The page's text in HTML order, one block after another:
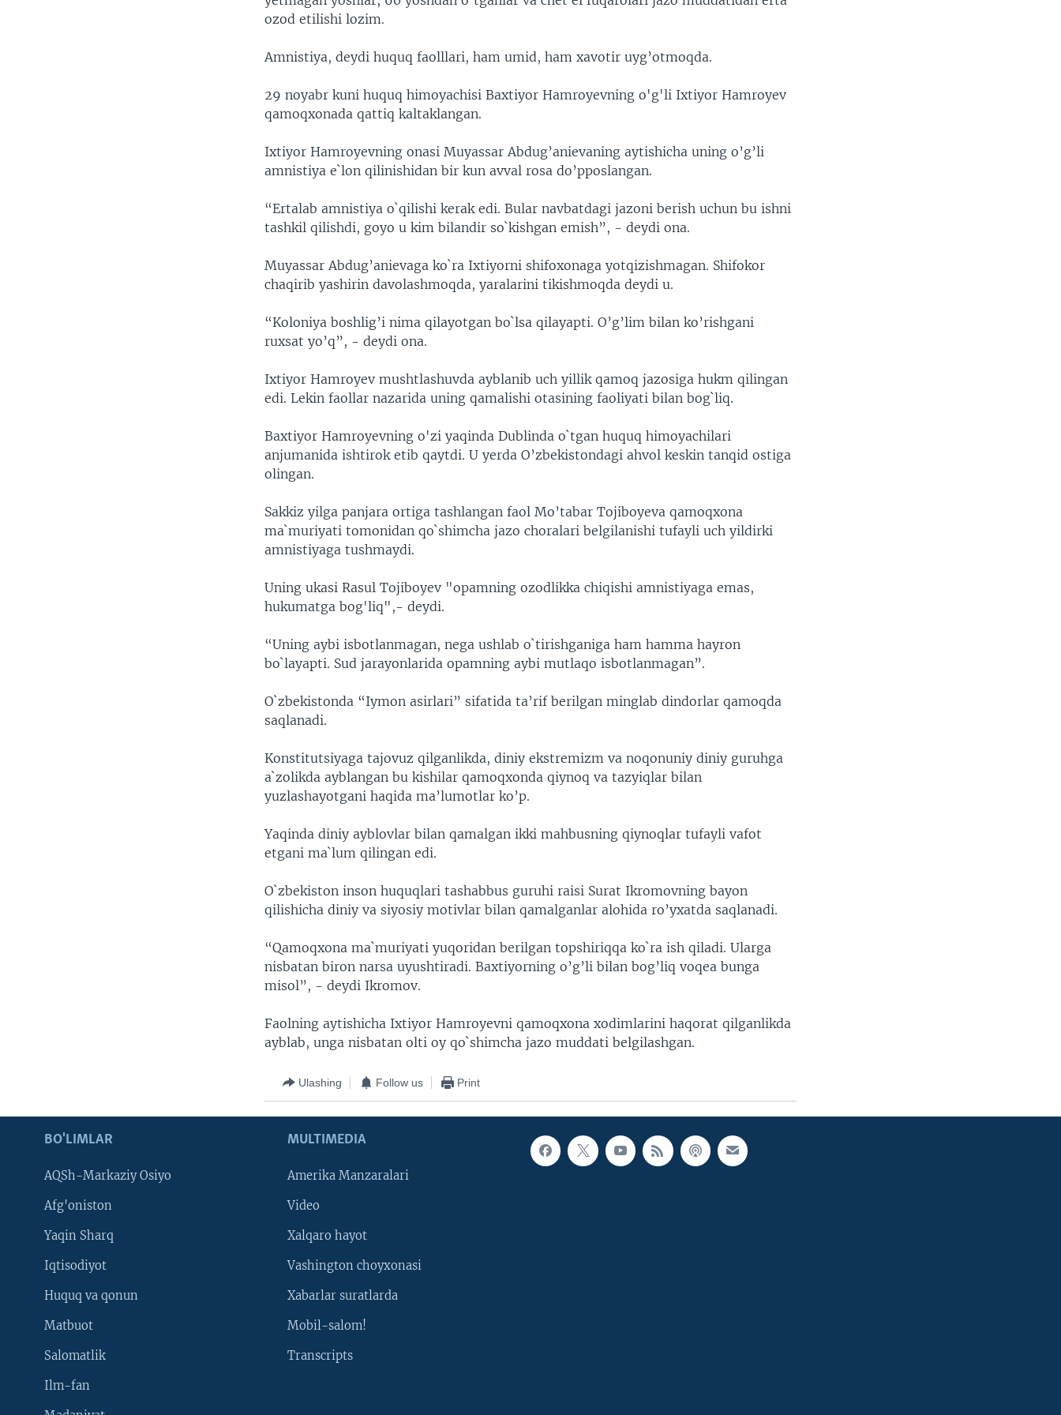
ozod etilishi lozim.
Amnistiya, deydi huquq faolllari, ham umid, ham xavotir uyg’otmoqda.
29 noyabr kuni huquq himoyachisi Baxtiyor Hamroyevning o'g'li Ixtiyor Hamroyev
qamoqxonada qattiq kaltaklangan.
Ixtiyor Hamroyevning onasi Muyassar Abdug’anievaning aytishicha uning o’g’li
amnistiya e`lon qilinishidan bir kun avval rosa do’pposlangan.
“Ertalab amnistiya o`qilishi kerak edi. Bular navbatdagi jazoni berish uchun bu ishni
tashkil qilishdi, goyo u kim bilandir so`kishgan emish”, - deydi ona.
Muyassar Abdug’anievaga ko`ra Ixtiyorni shifoxonaga yotqizishmagan. Shifokor
chaqirib yashirin davolashmoqda, yaralarini tikishmoqda deydi u.
“Koloniya boshlig’i nima qilayotgan bo`lsa qilayapti. O’g’lim bilan ko’rishgani
ruxsat yo’q”, - deydi ona.
Ixtiyor Hamroyev mushtlashuvda ayblanib uch yillik qamoq jazosiga hukm qilingan
edi. Lekin faollar nazarida uning qamalishi otasining faoliyati bilan bog`liq.
Baxtiyor Hamroyevning o'zi yaqinda Dublinda o`tgan huquq himoyachilari
anjumanida ishtirok etib qaytdi. U yerda O’zbekistondagi ahvol keskin tanqid ostiga
olingan.
Sakkiz yilga panjara ortiga tashlangan faol Mo’tabar Tojiboyeva qamoqxona
ma`muriyati tomonidan qo`shimcha jazo choralari belgilanishi tufayli uch yildirki
amnistiyaga tushmaydi.
Uning ukasi Rasul Tojiboyev "opamning ozodlikka chiqishi amnistiyaga emas,
hukumatga bog'liq",- deydi.
“Uning aybi isbotlanmagan, nega ushlab o`tirishganiga ham hamma hayron
bo`layapti. Sud jarayonlarida opamning aybi mutlaqo isbotlanmagan”.
O`zbekistonda “Iymon asirlari” sifatida ta’rif berilgan minglab dindorlar qamoqda
saqlanadi.
Konstitutsiyaga tajovuz qilganlikda, diniy ekstremizm va noqonuniy diniy guruhga
a`zolikda ayblangan bu kishilar qamoqxonda qiynoq va tazyiqlar bilan
yuzlashayotgani haqida ma’lumotlar ko’p.
Yaqinda diniy ayblovlar bilan qamalgan ikki mahbusning qiynoqlar tufayli vafot
etgani ma`lum qilingan edi.
O`zbekiston inson huquqlari tashabbus guruhi raisi Surat Ikromovning bayon
qilishicha diniy va siyosiy motivlar bilan qamalganlar alohida ro’yxatda saqlanadi.
“Qamoqxona ma`muriyati yuqoridan berilgan topshiriqqa ko`ra ish qiladi. Ularga
nisbatan biron narsa uyushtiradi. Baxtiyorning o’g’li bilan bog’liq voqea bunga
misol”, - deydi Ikromov.
Faolning aytishicha Ixtiyor Hamroyevni qamoqxona xodimlarini haqorat qilganlikda
ayblab, unga nisbatan olti oy qo`shimcha jazo muddati belgilashgan.
Ulashing Follow us Print
BO'LIMLAR
AQSh-Markaziy Osiyo
Afg'oniston
Yaqin Sharq
Iqtisodiyot
Huquq va qonun
Matbuot
Salomatlik
Ilm-fan
MULTIMEDIA
Amerika Manzaralari
Video
Xalqaro hayot
Vashington choyxonasi
Xabarlar suratlarda
Mobil-salom!
Transcripts